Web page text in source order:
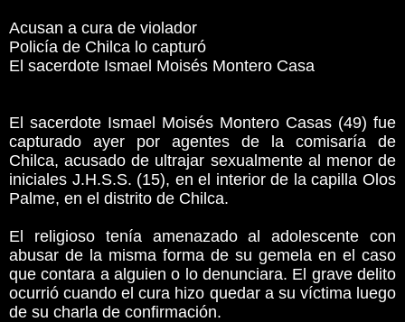
Acusan a cura de violador
Policía de Chilca lo capturó
El sacerdote Ismael Moisés Montero Casa
El sacerdote Ismael Moisés Montero Casas (49) fue
capturado ayer por agentes de la comisaría de
Chilca, acusado de ultrajar sexualmente al menor de
iniciales J.H.S.S. (15), en el interior de la capilla Olos
Palme, en el distrito de Chilca.
El religioso tenía amenazado al adolescente con
abusar de la misma forma de su gemela en el caso
que contara a alguien o lo denunciara. El grave delito
ocurrió cuando el cura hizo quedar a su víctima luego
de su charla de confirmación.